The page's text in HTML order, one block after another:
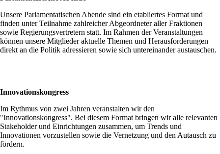
Unsere Parlamentatischen Abende sind ein etabliertes Format und
finden unter Teilnahme zahlreicher Abgeordneter aller Fraktionen
sowie Regierungsvertretern statt. Im Rahmen der Veranstaltungen
können unsere Mitglieder aktuelle Themen und Herausforderungen
direkt an die Politik adressieren sowie sich untereinander austauschen.
Innovationskongress
Im Rythmus von zwei Jahren veranstalten wir den
"Innovationskongress". Bei diesem Format bringen wir alle relevanten
Stakeholder und Einrichtungen zusammen, um Trends und
Innovationen vorzustellen sowie die Vernetzung und den Autausch zu
fördern.